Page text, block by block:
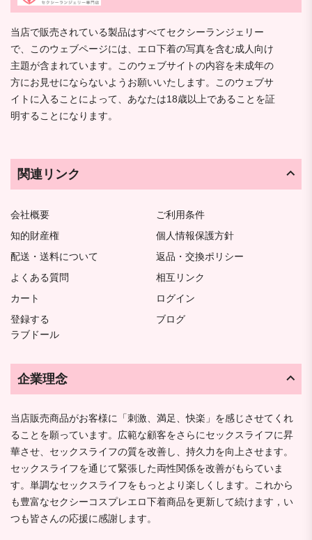
当店で販売されている製品はすべてセクシーランジェリー
で、このウェブページには、エロ下着の写真を含む成人向け
主題が含まれています。このウェブサイトの内容を未成年の
方にお見せにならないようお願いいたします。このウェブサ
イトに入ることによって、あなたは18歳以上であることを証
明することになります。
関連リンク
会社概要
ご利用条件
知的財産権
個人情報保護方針
配送・送料について
返品・交換ポリシー
よくある質問
相互リンク
カート
ログイン
登録する
ブログ
ラブドール
企業理念
当店販売商品がお客様に「刺激、満足、快楽」を感じさせてくれ
ることを願っています。広範な顧客をさらにセックスライフに昇
華させ、セックスライフの質を改善し、持久力を向上させます。
セックスライフを通じて緊張した両性関係を改善がもらていま
す。単調なセックスライフをもっとより楽しくします。これから
も豊富なセクシーコスプレエロ下着商品を更新して続けます，い
つも皆さんの応援に感謝します。